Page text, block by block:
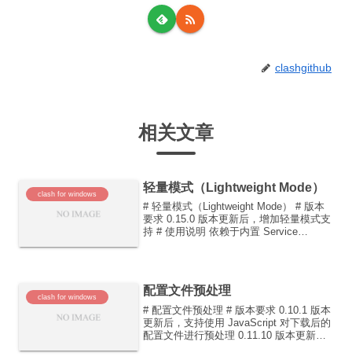
clashgithub
相关文章
clash for windows 轻量模式（Lightweight Mode）
# 轻量模式（Lightweight Mode） # 版本
要求 0.15.0 版本更新后，增加轻量模式支
持 # 使用说明 依赖于内置 Service
clash for windows 配置文件预处理
# 配置文件预处理 # 版本要求 0.10.1 版本
更新后，支持使用 JavaScript 对下载后的
配置文件进行预处理 0.11.10 版本更新